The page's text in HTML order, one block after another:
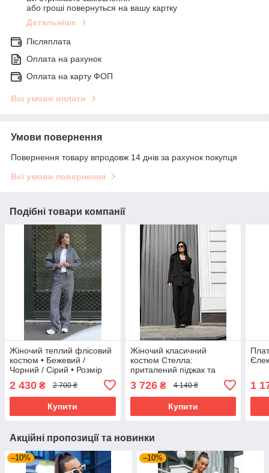
або гроші повернуться на вашу картку
Детальніше
Післяплата
Оплата на рахунок
Оплата на карту ФОП
Всі умови оплати
Умови повернення
Повернення товару впродовж 14 днів за рахунок покупця
Всі умови повернення
Подібні товари компанії
Жіночий теплий флісовий
костюм • Бежевий /
Чорний / Сірий • Розмір
2 430 ₴ 2 700 ₴
Купити
Жіночий класичний
костюм Стелла:
приталений піджак та
діловий комплект на весну
та осінь 40–50 чорний
3 726₴ 4 140 ₴
Купити
1
Акційні пропозиції та новинки
–10% –10%